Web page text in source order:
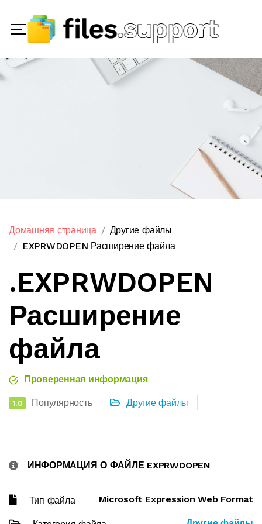
Домашняя страница
Другие файлы
EXPRWDOPEN Расширение файла
.EXPRWDOPEN
Расширение
файла
Проверенная информация
1.0 Популярность Другие файлы
ИНФОРМАЦИЯ О ФАЙЛЕ EXPRWDOPEN
Тип файла Microsoft Expression Web Format